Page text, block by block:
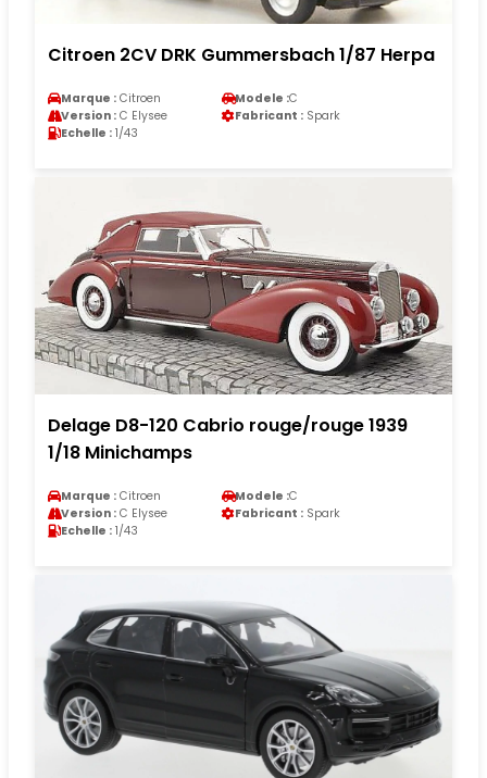
Citroen 2CV DRK Gummersbach 1/87 Herpa
Marque : Citroen Modele :C
Version : C Elysee Fabricant : Spark
Echelle : 1/43
Delage D8-120 Cabrio rouge/rouge 1939
1/18 Minichamps
Marque : Citroen Modele :C
Version : C Elysee Fabricant : Spark
Echelle : 1/43